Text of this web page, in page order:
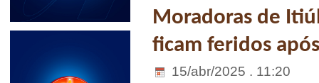
Moradoras de
ficam feridos
15/abr/2025 . 11:20